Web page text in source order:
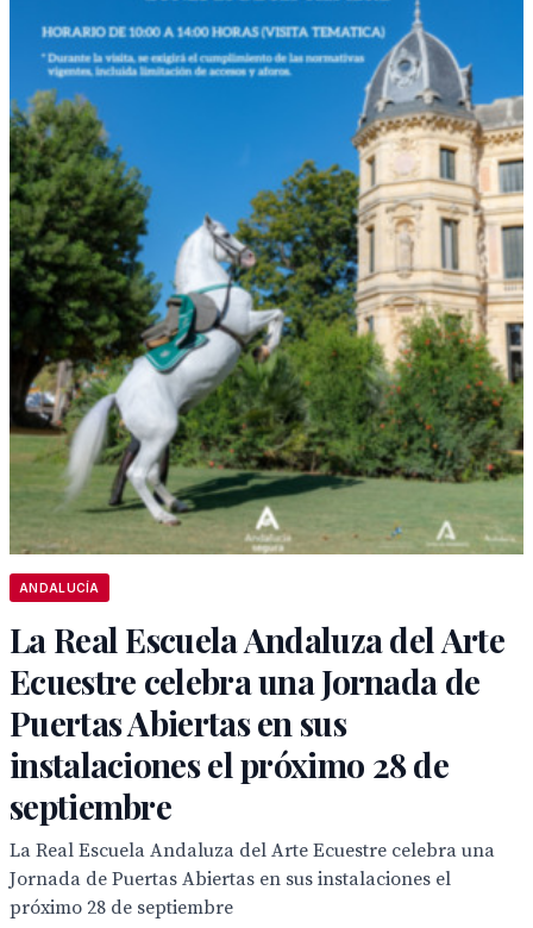
ANDALUCÍA
La Real Escuela Andaluza del Arte
Ecuestre celebra una Jornada de
Puertas Abiertas en sus
instalaciones el próximo 28 de
septiembre
La Real Escuela Andaluza del Arte Ecuestre celebra una
Jornada de Puertas Abiertas en sus instalaciones el
próximo 28 de septiembre